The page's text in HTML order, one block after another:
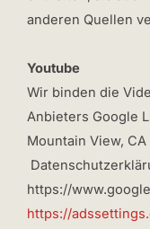
anderen Quellen
Youtube
Wir binden die
Anbieters Google
Mountain View,
https://
https://